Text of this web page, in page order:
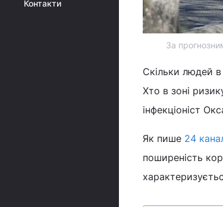
Контакти
За
Скільки людей в
Хто в зоні
інфекціоніст
Як пише 24
поширеність